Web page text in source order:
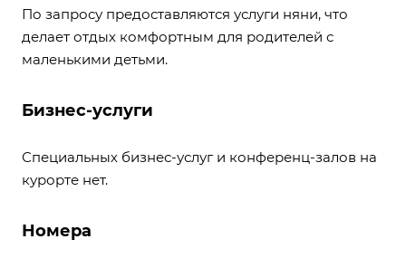
По запросу предоставляются услуги няни, что
делает отдых комфортным для родителей с
маленькими детьми.
Бизнес-услуги
Специальных бизнес-услуг и конференц-залов на
курорте нет.
Номера